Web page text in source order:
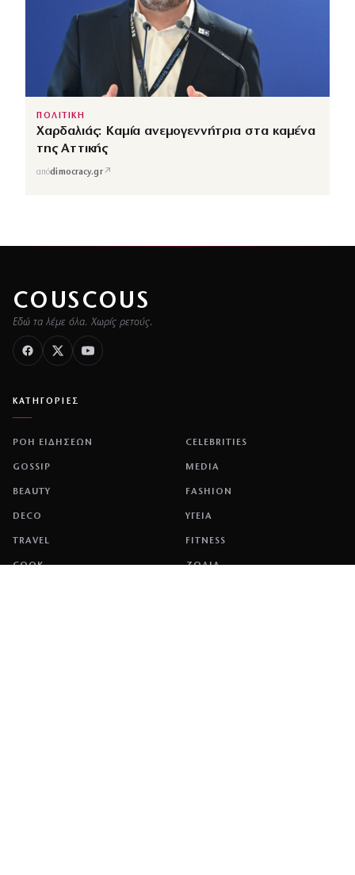
ΠΟΛΙΤΙΚΗ
Χαρδαλιάς: Καμία ανεμογεννήτρια στα καμένα
της Αττικής
απόdimocracy.gr↗
COUSCOUS
Εδώ τα λέμε όλα. Χωρίς ρετούς.
ΚΑΤΗΓΟΡΙΕΣ
ΡΟΗ ΕΙΔΗΣΕΩΝ CELEBRITIES
GOSSIP MEDIA
BEAUTY FASHION
DECO ΥΓΕΙΑ
TRAVEL FITNESS
COOK ΖΩΔΙΑ